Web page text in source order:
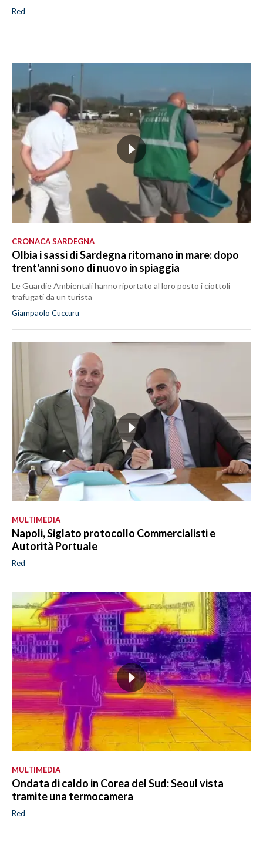
Red
CRONACA SARDEGNA
Olbia i sassi di Sardegna ritornano in mare: dopo
trent'anni sono di nuovo in spiaggia
Le Guardie Ambientali hanno riportato al loro posto i ciottoli
trafugati da un turista
Giampaolo Cuccuru
MULTIMEDIA
Napoli, Siglato protocollo Commercialisti e
Autorità Portuale
Red
MULTIMEDIA
Ondata di caldo in Corea del Sud: Seoul vista
tramite una termocamera
Red